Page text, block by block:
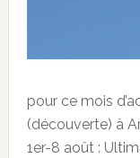
pour ce mois
(découverte) à
1er-8 août :